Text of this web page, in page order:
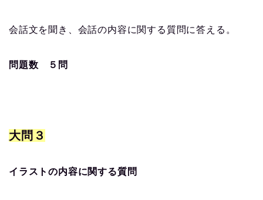
会話文を聞き、会話の内容に関する質問に答える。
問題数 ５問
大問３
イラストの内容に関する質問